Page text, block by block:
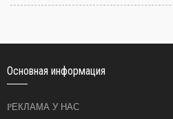
Основная информация
РЕКЛАМА У НАС